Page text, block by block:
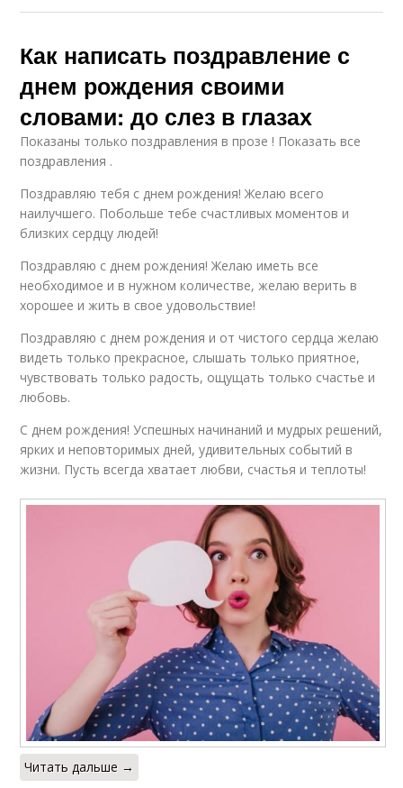
Как написать поздравление с
днем рождения своими
словами: до слез в глазах
Показаны только поздравления в прозе ! Показать все
поздравления .
Поздравляю тебя с днем рождения! Желаю всего
наилучшего. Побольше тебе счастливых моментов и
близких сердцу людей!
Поздравляю с днем рождения! Желаю иметь все
необходимое и в нужном количестве, желаю верить в
хорошее и жить в свое удовольствие!
Поздравляю с днем рождения и от чистого сердца желаю
видеть только прекрасное, слышать только приятное,
чувствовать только радость, ощущать только счастье и
любовь.
С днем рождения! Успешных начинаний и мудрых решений,
ярких и неповторимых дней, удивительных событий в
жизни. Пусть всегда хватает любви, счастья и теплоты!
Читать дальше →